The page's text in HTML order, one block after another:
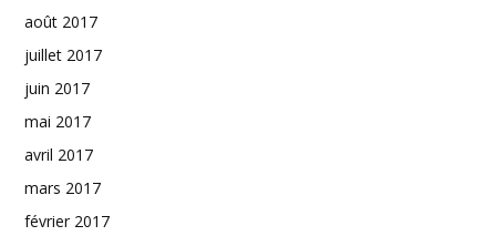
août 2017
juillet 2017
juin 2017
mai 2017
avril 2017
mars 2017
février 2017